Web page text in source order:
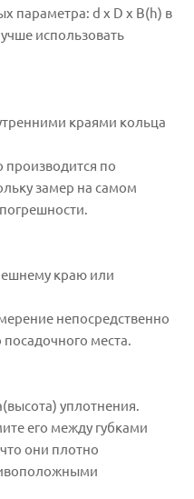
параметра: d x D x B(h) в
использовать
краями кольца
производится по
замер на самом
краю или
непосредственно
места.
уплотнения.
его между губками
они плотно